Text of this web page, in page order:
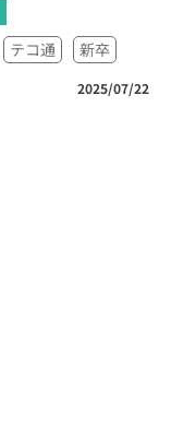
テコ通 新卒
2025/07/22